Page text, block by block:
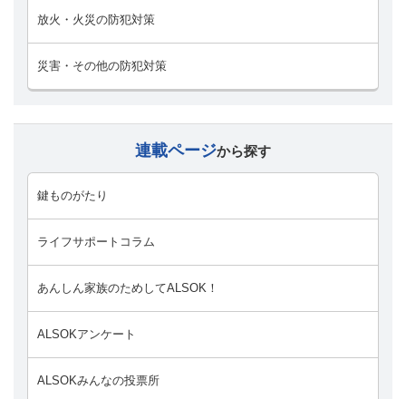
放火・火災の防犯対策
災害・その他の防犯対策
連載ページから探す
鍵ものがたり
ライフサポートコラム
あんしん家族のためしてALSOK！
ALSOKアンケート
ALSOKみんなの投票所